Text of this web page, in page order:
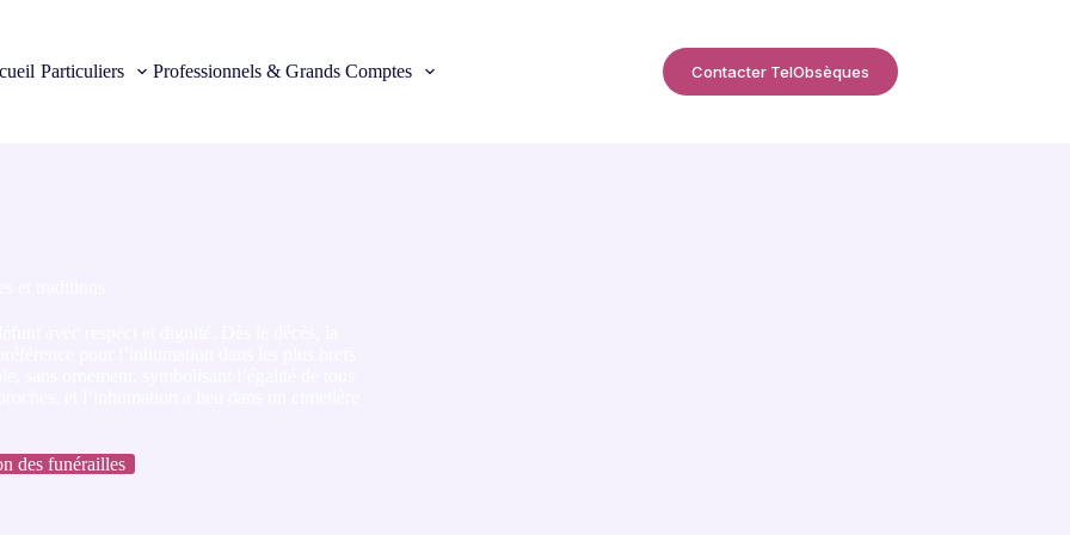
Particuliers Professionnels & Grands Comptes Contacter TelObsèques
des funérailles